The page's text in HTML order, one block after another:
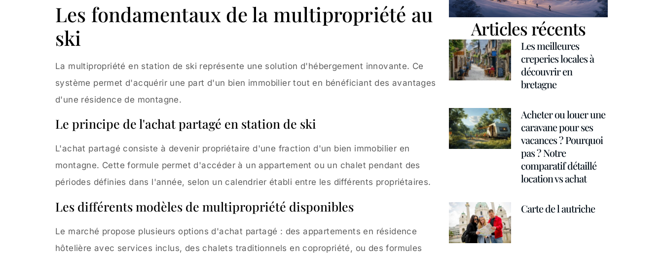
Les fondamentaux de la multipropriété au
ski
La multipropriété en station de ski représente une solution d'hébergement innovante. Ce
système permet d'acquérir une part d'un bien immobilier tout en bénéficiant des avantages
d'une résidence de montagne.
Le principe de l'achat partagé en station de ski
L'achat partagé consiste à devenir propriétaire d'une fraction d'un bien immobilier en
montagne. Cette formule permet d'accéder à un appartement ou un chalet pendant des
périodes définies dans l'année, selon un calendrier établi entre les différents propriétaires.
Les différents modèles de multipropriété disponibles
Le marché propose plusieurs options d'achat partagé : des appartements en résidence
hôtelière avec services inclus, des chalets traditionnels en copropriété, ou des formules
Articles récents
Les meilleures
creperies locales à
découvrir en
bretagne
Acheter ou louer une
caravane pour ses
vacances ? Pourquoi
pas ? Notre
comparatif détaillé
location vs achat
Carte de l autriche